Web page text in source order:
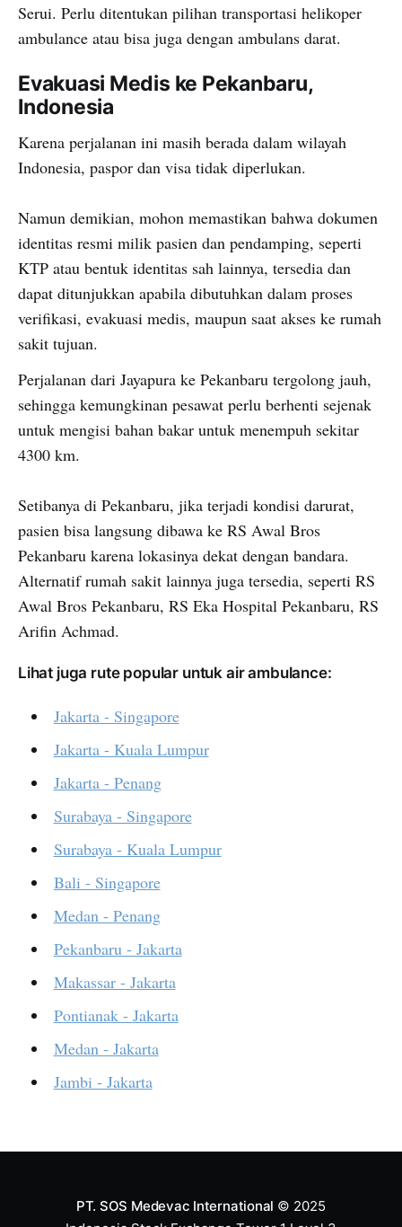
Serui. Perlu ditentukan pilihan transportasi helikoper
ambulance atau bisa juga dengan ambulans darat.
Evakuasi Medis ke Pekanbaru,
Indonesia
Karena perjalanan ini masih berada dalam wilayah
Indonesia, paspor dan visa tidak diperlukan.
Namun demikian, mohon memastikan bahwa dokumen
identitas resmi milik pasien dan pendamping, seperti
KTP atau bentuk identitas sah lainnya, tersedia dan
dapat ditunjukkan apabila dibutuhkan dalam proses
verifikasi, evakuasi medis, maupun saat akses ke rumah
sakit tujuan.
Perjalanan dari Jayapura ke Pekanbaru tergolong jauh,
sehingga kemungkinan pesawat perlu berhenti sejenak
untuk mengisi bahan bakar untuk menempuh sekitar
4300 km.
Setibanya di Pekanbaru, jika terjadi kondisi darurat,
pasien bisa langsung dibawa ke RS Awal Bros
Pekanbaru karena lokasinya dekat dengan bandara.
Alternatif rumah sakit lainnya juga tersedia, seperti RS
Awal Bros Pekanbaru, RS Eka Hospital Pekanbaru, RS
Arifin Achmad.
Lihat juga rute popular untuk air ambulance:
Jakarta - Singapore
Jakarta - Kuala Lumpur
Jakarta - Penang
Surabaya - Singapore
Surabaya - Kuala Lumpur
Bali - Singapore
Medan - Penang
Pekanbaru - Jakarta
Makassar - Jakarta
Pontianak - Jakarta
Medan - Jakarta
Jambi - Jakarta
PT. SOS Medevac International © 2025